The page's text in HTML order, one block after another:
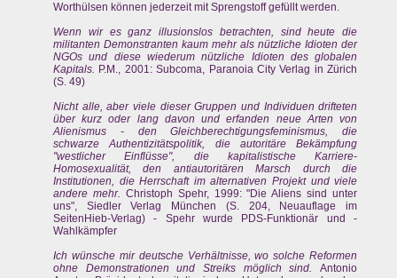
Worthülsen können jederzeit mit Sprengstoff gefüllt werden.
Wenn wir es ganz illusionslos betrachten, sind heute die
militanten Demonstranten kaum mehr als nützliche Idioten der
NGOs und diese wiederum nützliche Idioten des globalen
Kapitals. P.M., 2001: Subcoma, Paranoia City Verlag in Zürich
(S. 49)
Nicht alle, aber viele dieser Gruppen und Individuen drifteten
über kurz oder lang davon und erfanden neue Arten von
Alienismus - den Gleichberechtigungsfeminismus, die
schwarze Authentizitätspolitik, die autoritäre Bekämpfung
"westlicher Einflüsse", die kapitalistische Karriere-
Homosexualität, den antiautoritären Marsch durch die
Institutionen, die Herrschaft im alternativen Projekt und viele
andere mehr. Christoph Spehr, 1999: "Die Aliens sind unter
uns", Siedler Verlag München (S. 204, Neuauflage im
SeitenHieb-Verlag) - Spehr wurde PDS-Funktionär und -
Wahlkämpfer
Ich wünsche mir deutsche Verhältnisse, wo solche Reformen
ohne Demonstrationen und Streiks möglich sind.Antonio